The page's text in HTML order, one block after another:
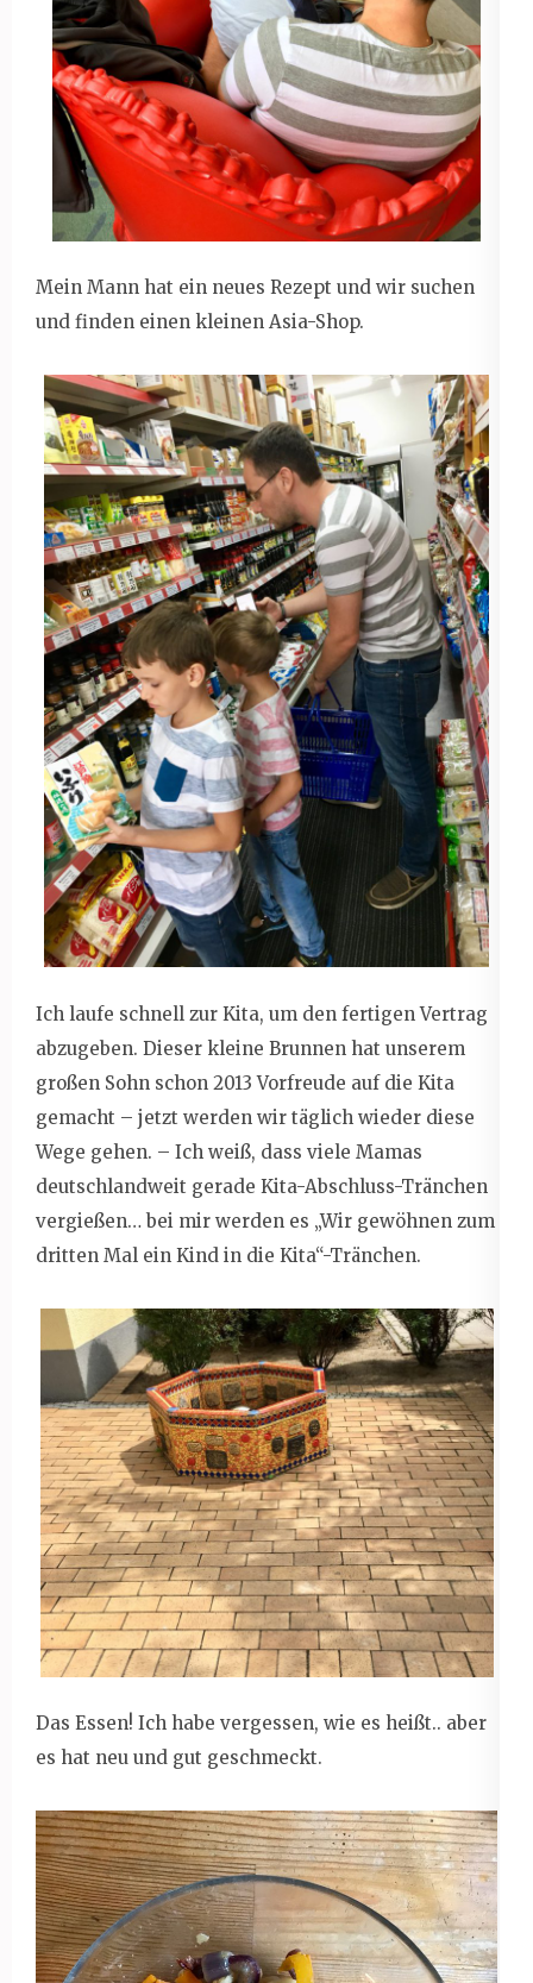
Mein Mann hat ein neues Rezept und wir suchen
und finden einen kleinen Asia-Shop.
Ich laufe schnell zur Kita, um den fertigen Vertrag
abzugeben. Dieser kleine Brunnen hat unserem
großen Sohn schon 2013 Vorfreude auf die Kita
gemacht – jetzt werden wir täglich wieder diese
Wege gehen. – Ich weiß, dass viele Mamas
deutschlandweit gerade Kita-Abschluss-Tränchen
vergießen… bei mir werden es „Wir gewöhnen zum
dritten Mal ein Kind in die Kita“-Tränchen.
Das Essen! Ich habe vergessen, wie es heißt.. aber
es hat neu und gut geschmeckt.